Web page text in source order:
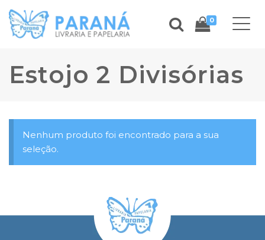
0
Estojo 2 Divisórias
Nenhum produto foi encontrado para a sua
seleção.